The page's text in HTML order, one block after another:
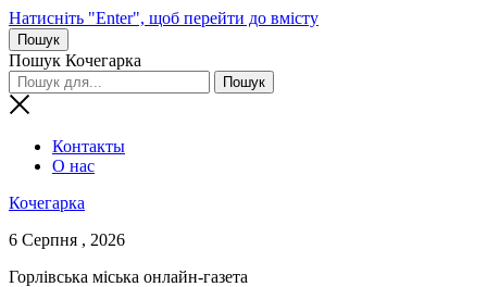
Натисніть "Enter", щоб перейти до вмісту
Пошук
Пошук Кочегарка
Контакты
О нас
Кочегарка
6 Серпня , 2026
Горлівська міська онлайн-газета